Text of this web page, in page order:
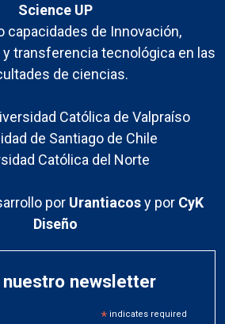
Science UP
capacidades de Innovación,
transferencia tecnológica en las
de ciencias.
Católica de Valpraíso
de Santiago de Chile
Católica del Norte
por Urantiacosy por CyK
Diseño
newsletter
*indicates required